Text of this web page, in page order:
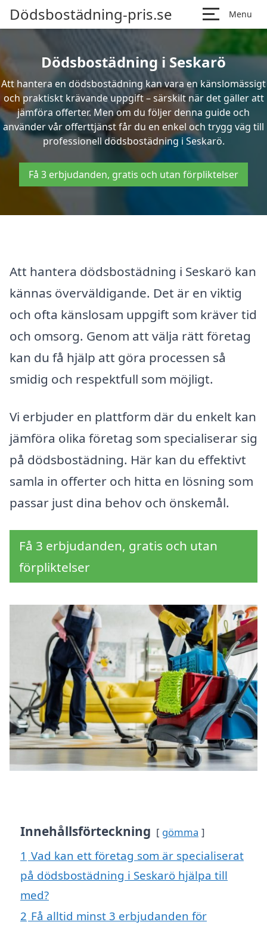
Dödsbostädning-pris.se Menu
Dödsbostädning i Seskarö
Att hantera en dödsbostädning kan vara en känslomässigt
och praktiskt krävande uppgift – särskilt när det gäller att
jämföra offerter. Men om du följer denna guide och
använder vår offerttjänst får du en enkel och trygg väg till
professionell dödsbostädning i Seskarö.
Få 3 erbjudanden, gratis och utan förpliktelser
Att hantera dödsbostädning i Seskarö kan
kännas överväldigande. Det är en viktig
och ofta känslosam uppgift som kräver tid
och omsorg. Genom att välja rätt företag
kan du få hjälp att göra processen så
smidig och respektfull som möjligt.
Vi erbjuder en plattform där du enkelt kan
jämföra olika företag som specialiserar sig
på dödsbostädning. Här kan du effektivt
samla in offerter och hitta en lösning som
passar just dina behov och önskemål.
Få 3 erbjudanden, gratis och utan
förpliktelser
Innehållsförteckning gömma
1 Vad kan ett företag som är specialiserat
på dödsbostädning i Seskarö hjälpa till
med?
2 Få alltid minst 3 erbjudanden för